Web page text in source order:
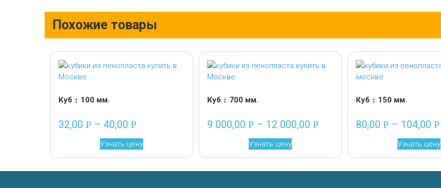
Похожие товары
Куб ↕ 100 мм.
32,00 Р – 40,00 Р
Узнать цену
Куб ↕ 700 мм.
9 000,00 Р – 12 000,00 Р
Узнать цену
Куб ↕ 150 мм.
80,00 Р – 104,00 Р
Узнать цену